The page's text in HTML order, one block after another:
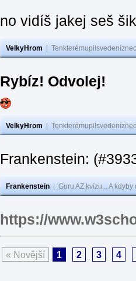
no vidíš jakej seš
VelkyHrom
Rybíz! Odvolej!
VelkyHrom
Frankenstein:
Frankenstein Guru AZ kvízu... A
https://
« Novější 1 2 3 4